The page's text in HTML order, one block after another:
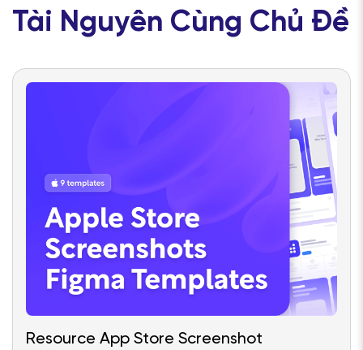
Tài Nguyên Cùng Chủ Đề
Resource App Store Screenshot